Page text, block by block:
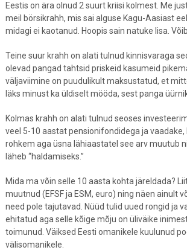
Eestis on ära olnud 2 suurt kriisi kolmest. Me
meil börsikrahh, mis sai alguse Kagu-Aasiast
midagi ei kaotanud. Hoopis sain natuke lisa.
Teine suur krahh on alati tulnud kinnisvaraga
olevad pangad tahtsid priskeid kasumeid
väljaviimine on puudulikult maksustatud, et
läks minust ka üldiselt mööda, sest panga
Kolmas krahh on alati tulnud seoses
veel 5-10 aastat pensionifondidega ja
rohkem aga üsna lähiaastatel see arv muutub
läheb “haldamiseks.”
Mida ma võin selle 10 aasta kohta järeldada?
muutnud (EFSF ja ESM, euro) ning näen ainult
need pole tajutavad. Nüüd tulid uued rongid ja
ehitatud aga selle kõige mõju on üliväike
toimunud. Väiksed Eesti omanikele kuulunud
välisomanikele.